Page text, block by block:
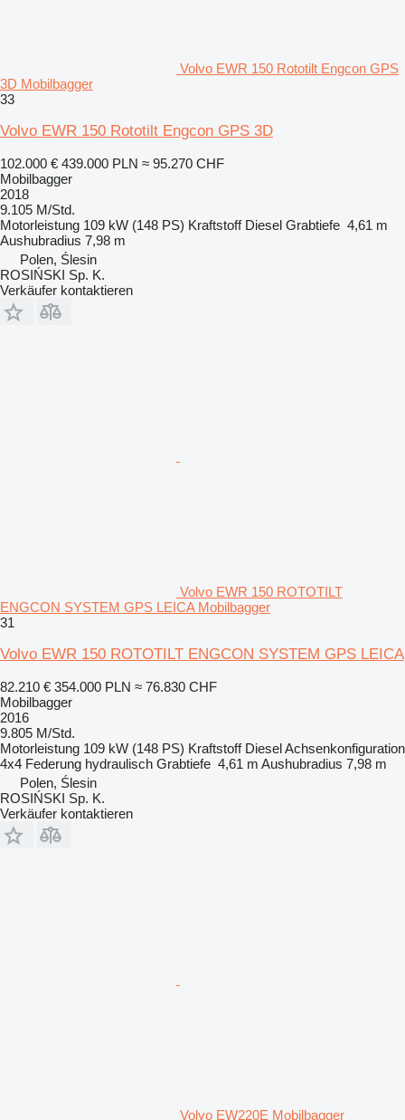
Volvo EWR 150 Rototilt Engcon GPS
3D Mobilbagger
33
Volvo EWR 150 Rototilt Engcon GPS 3D
102.000 € 439.000 PLN ≈ 95.270 CHF
Mobilbagger
2018
9.105 M/Std.
Motorleistung 109 kW (148 PS) Kraftstoff Diesel Grabtiefe 4,61 m
Aushubradius 7,98 m
Polen, Ślesin
ROSIŃSKI Sp. K.
Verkäufer kontaktieren
Volvo EWR 150 ROTOTILT
ENGCON SYSTEM GPS LEICA Mobilbagger
31
Volvo EWR 150 ROTOTILT ENGCON SYSTEM GPS LEICA
82.210 € 354.000 PLN ≈ 76.830 CHF
Mobilbagger
2016
9.805 M/Std.
Motorleistung 109 kW (148 PS) Kraftstoff DieselAchsenkonfiguration
4x4 Federung hydraulisch Grabtiefe 4,61 m Aushubradius 7,98 m
Polen, Ślesin
ROSIŃSKI Sp. K.
Verkäufer kontaktieren
Volvo EW220E Mobilbagger